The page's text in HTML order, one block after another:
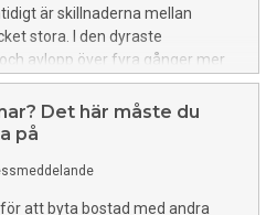
är skillnaderna mellan
stora. I den dyraste
avlopp över fyra gånger mer
Nils Holgerssongruppens årliga
Det här måste du
på
att byta bostad med andra